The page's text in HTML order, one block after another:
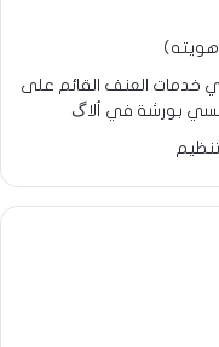
مقدمي خدمات العنف القائم على
بورشة في ألاگ